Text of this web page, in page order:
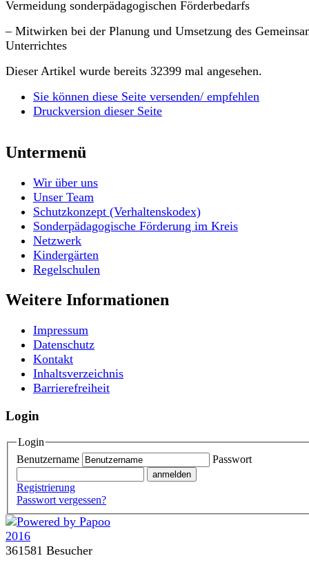
Vermeidung sonderpädagogischen Förderbedarfs
– Mitwirken bei der Planung und Umsetzung des
Unterrichtes
Dieser Artikel wurde bereits 32399 mal angesehen.
Sie können diese Seite versenden/ empfehlen
Druckversion dieser Seite
Untermenü
Wir über uns
Unser Team
Schutzkonzept (Verhaltenskodex)
Sonderpädagogische Förderung im Kreis
Netzwerk
Kindergärten
Regelschulen
Weitere Informationen
Impressum
Datenschutz
Kontakt
Inhaltsverzeichnis
Barrierefreiheit
Login
Login
Benutzername
Passwort
Registrierung
Passwort vergessen?
361581 Besucher